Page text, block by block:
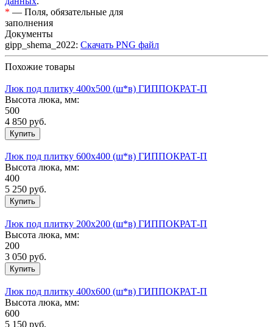
* — Поля, обязательные для
заполнения
Документы
gipp_shema_2022: Скачать PNG файл
Похожие товары
Люк под плитку 400х500 (ш*в) ГИППОКРАТ-П
Высота люка, мм:
500
4 850 руб.
Люк под плитку 600х400 (ш*в) ГИППОКРАТ-П
Высота люка, мм:
400
5 250 руб.
Люк под плитку 200х200 (ш*в) ГИППОКРАТ-П
Высота люка, мм:
200
3 050 руб.
Люк под плитку 400х600 (ш*в) ГИППОКРАТ-П
Высота люка, мм:
600
5 150 руб.